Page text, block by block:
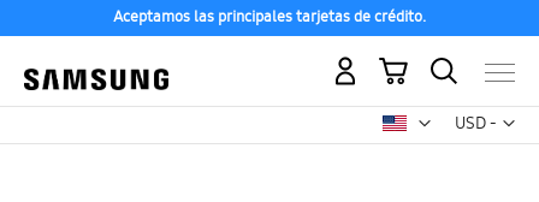
Aceptamos las principales tarjetas de crédito.
USD -
dólar
Mi carrito